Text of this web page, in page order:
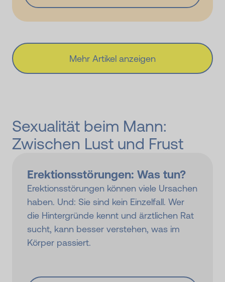
Mehr Artikel anzeigen
Sexualität beim Mann:
Zwischen Lust und Frust
Erektions­störungen: Was tun?
Erektionsstörungen können viele Ursachen
haben. Und: Sie sind kein Einzelfall. Wer
die Hintergründe kennt und ärztlichen Rat
sucht, kann besser verstehen, was im
Körper passiert.